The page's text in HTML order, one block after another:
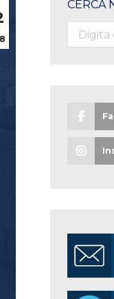
CERCA
Search: